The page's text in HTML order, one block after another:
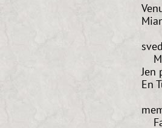
Jen
En